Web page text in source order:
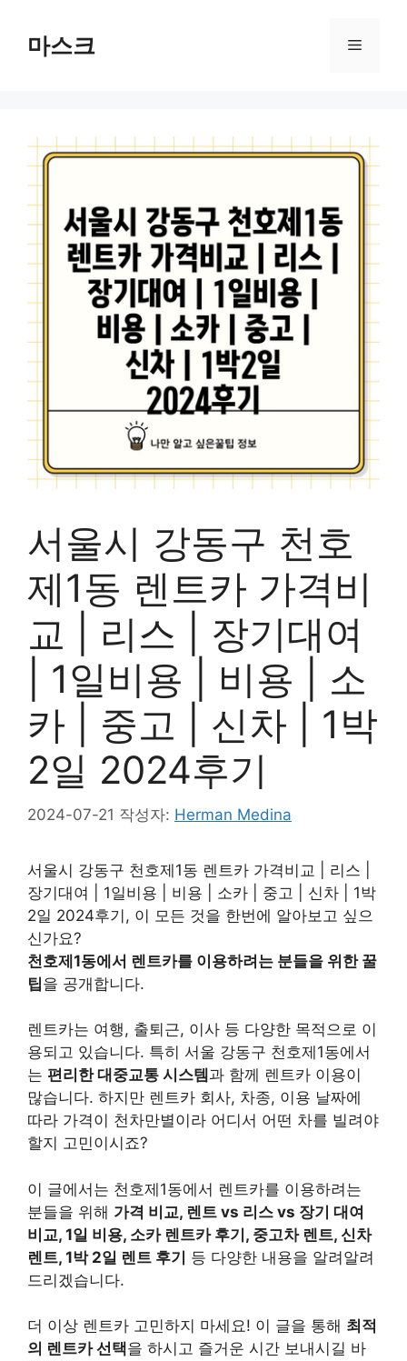
마스크 메
서울시 강동구 천호
제1동 렌트카 가격비
교 | 리스 | 장기대여
| 1일비용 | 비용 | 소
카 | 중고 | 신차 | 1박
2일 2024후기
2024-07-21 작성자: Herman Medina
서울시 강동구 천호제1동 렌트카 가격비교 | 리스 |
장기대여 | 1일비용 | 비용 | 소카 | 중고 | 신차 | 1박
2일 2024후기, 이 모든 것을 한번에 알아보고 싶으
신가요?
천호제1동에서 렌트카를 이용하려는 분들을 위한 꿀
팁을 공개합니다.
렌트카는 여행, 출퇴근, 이사 등 다양한 목적으로 이
용되고 있습니다. 특히 서울 강동구 천호제1동에서
는 편리한 대중교통 시스템 과 함께 렌트카 이용이
많습니다. 하지만 렌트카 회사, 차종, 이용 날짜에
따라 가격이 천차만별이라 어디서 어떤 차를 빌려야
할지 고민이시죠?
이 글에서는 천호제1동에서 렌트카를 이용하려는
분들을 위해 가격 비교, 렌트 vs 리스 vs 장기 대여
비교, 1일 비용, 소카 렌트카 후기, 중고차 렌트, 신차
렌트, 1박 2일 렌트 후기 등 다양한 내용을 알려알려
드리겠습니다.
더 이상 렌트카 고민하지 마세요! 이 글을 통해 최적
의 렌트카 선택을 하시고 즐거운 시간 보내시길 바